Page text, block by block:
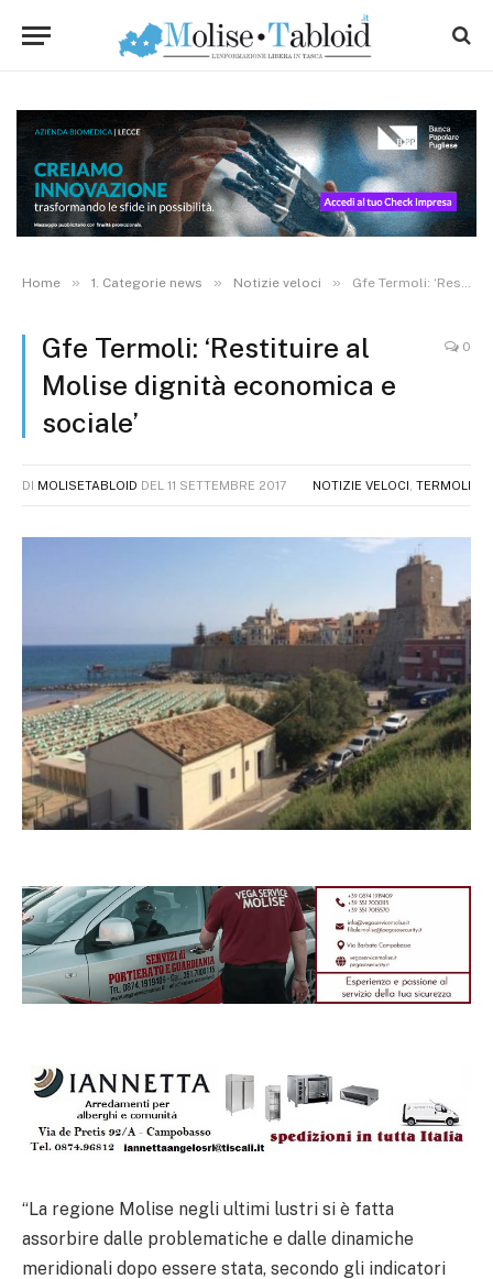
Home » 1. Categorie news » Notizie veloci » Gfe Termoli: ‘Restituire al Molise dignità economica e sociale’
Gfe Termoli: ‘Restituire al
Molise dignità economica e
sociale’
0
DI MOLISETABLOID DEL 11 SETTEMBRE 2017 NOTIZIE VELOCI TERMOLI
“La regione Molise negli ultimi lustri si è fatta
assorbire dalle problematiche e dalle dinamiche
meridionali dopo essere stata, secondo gli indicatori